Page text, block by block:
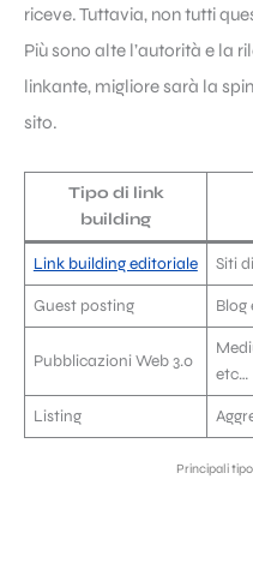
riceve. Tuttavia, non tutti
Più sono alte l’autorità e la
linkante, migliore sarà la
sito.
Tipo di link
building
Link building editoriale Siti
Guest posting Blog
Pubblicazioni Web 3.0
etc…
Listing
Principali